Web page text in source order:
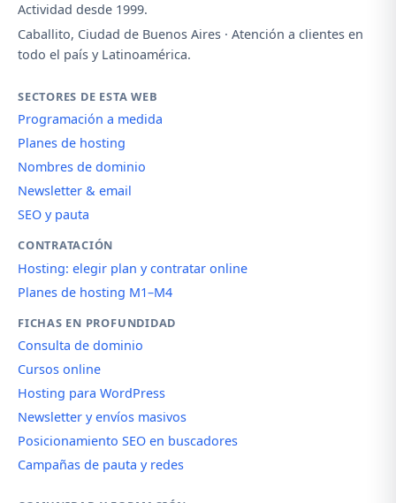
Actividad desde 1999.
Caballito, Ciudad de Buenos Aires · Atención a clientes en
todo el país y Latinoamérica.
SECTORES DE ESTA WEB
Programación a medida
Planes de hosting
Nombres de dominio
Newsletter & email
SEO y pauta
CONTRATACIÓN
Hosting: elegir plan y contratar online
Planes de hosting M1–M4
FICHAS EN PROFUNDIDAD
Consulta de dominio
Cursos online
Hosting para WordPress
Newsletter y envíos masivos
Posicionamiento SEO en buscadores
Campañas de pauta y redes